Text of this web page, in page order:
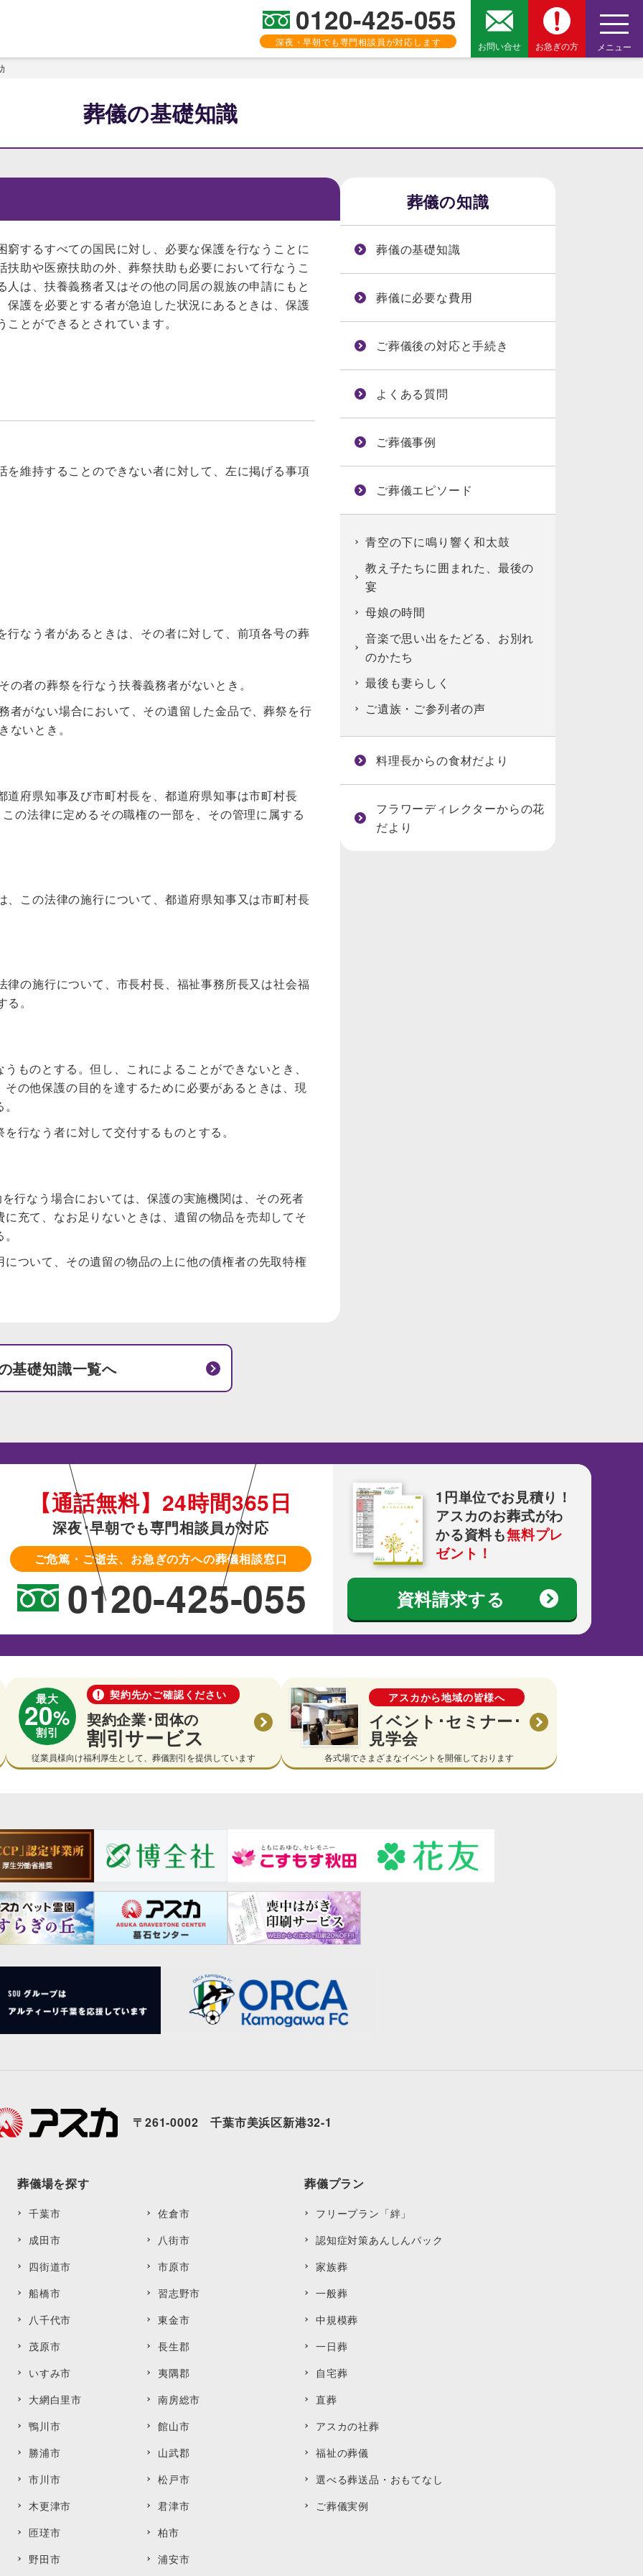
0120-425-055
深夜・早朝でも専門相談員が対応します お問い合せ お急ぎの方
メニュー
葬儀の基礎知識
するすべての国民に対し、必要な保護を行なうことに
助や医療扶助の外、葬祭扶助も必要において行なうこ
は、扶養義務者又はその他の同居の親族の申請にもと
保護を必要とする者が急迫した状況にあるときは、保護
とができるとされています。
を維持することのできない者に対して、左に掲げる事項
行なう者があるときは、その者に対して、前項各号の葬
者の葬祭を行なう扶養義務者がないとき。
者がない場合において、その遺留した金品で、葬祭を行
ないとき。
府県知事及び市町村長を、都道府県知事は市町村長
の法律に定めるその職権の一部を、その管理に属する
、この法律の施行について、都道府県知事又は市町村長
律の施行について、市長村長、福祉事務所長又は社会福
。
ものとする。但し、これによることができないとき、
の他保護の目的を達するために必要があるときは、現
行なう者に対して交付するものとする。
行なう場合においては、保護の実施機関は、その死者
充て、なお足りないときは、遺留の物品を売却してそ
ついて、その遺留の物品の上に他の債権者の先取特権
基礎知識一覧へ
葬儀の知識
葬儀の基礎知識
葬儀に必要な費用
ご葬儀後の対応と手続き
よくある質問
ご葬儀事例
ご葬儀エピソード
青空の下に鳴り響く和太鼓
教え子たちに囲まれた、最後の
宴
母娘の時間
音楽で思い出をたどる、お別れ
のかたち
最後も妻らしく
ご遺族・ご参列者の声
料理長からの食材だより
フラワーディレクターからの花
だより
【通話無料】24時間365日
深夜･早朝でも専門相談員が対応
ご危篤・ご逝去、お急ぎの方への葬儀相談窓口
0120-425-055
1円単位でお見積り！
アスカのお葬式がわ
かる資料も無料プレ
ゼント！
資料請求する
最大
20%
割引
契約先かご確認ください
契約企業･団体の
割引サービス
従業員様向け福利厚生として、葬儀割引を提供しています
アスカから地域の皆様へ
イベント･セミナー･
見学会
各式場でさまざまなイベントを開催しております
〒261-0002 千葉市美浜区新港32-1
葬儀場を探す
千葉市
佐倉市
成田市
八街市
四街道市
市原市
船橋市
習志野市
八千代市
東金市
茂原市
長生郡
いすみ市
夷隅郡
大網白里市
南房総市
鴨川市
館山市
勝浦市
山武郡
市川市
松戸市
木更津市
君津市
匝瑳市
柏市
野田市
浦安市
葬儀プラン
フリープラン「絆」
認知症対策あんしんパック
家族葬
一般葬
中規模葬
一日葬
自宅葬
直葬
アスカの社葬
福祉の葬儀
選べる葬送品・おもてなし
ご葬儀実例